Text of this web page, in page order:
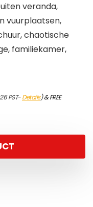
veranda,
vuurplaatsen,
chaotische
familiekamer,
PST-Details)&FREE